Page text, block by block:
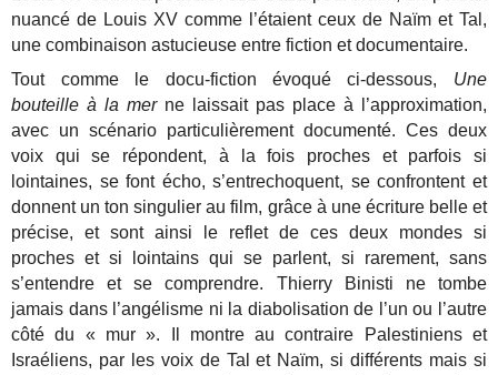
nuancé de Louis XV comme l’étaient ceux de Naïm et Tal,
une combinaison astucieuse entre fiction et documentaire.
Tout comme le docu-fiction évoqué ci-dessous, Une
bouteille à la mer ne laissait pas place à l’approximation,
avec un scénario particulièrement documenté. Ces deux
voix qui se répondent, à la fois proches et parfois si
lointaines, se font écho, s’entrechoquent, se confrontent et
donnent un ton singulier au film, grâce à une écriture belle et
précise, et sont ainsi le reflet de ces deux mondes si
proches et si lointains qui se parlent, si rarement, sans
s’entendre et se comprendre. Thierry Binisti ne tombe
jamais dans l’angélisme ni la diabolisation de l’un ou l’autre
côté du « mur ». Il montre au contraire Palestiniens et
Israéliens, par les voix de Tal et Naïm, si différents mais si